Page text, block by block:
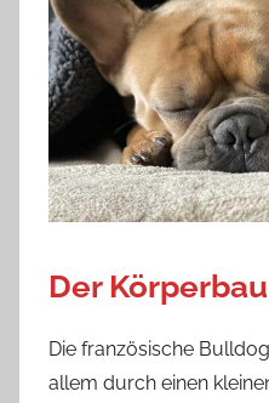
Der Körperbau
Die französische
allem durch einen